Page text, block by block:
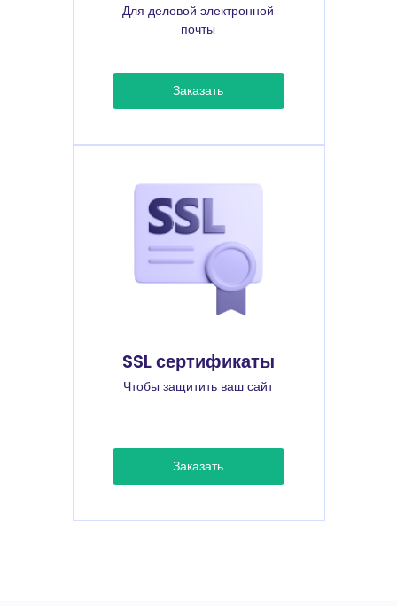
Для деловой электронной
почты
Заказать
SSL сертификаты
Чтобы защитить ваш сайт
Заказать